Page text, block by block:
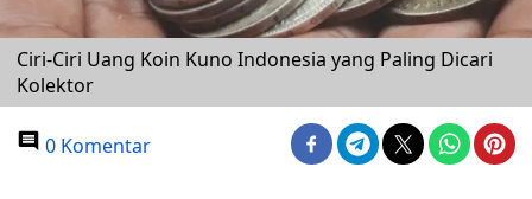
Ciri-Ciri Uang Koin Kuno Indonesia yang Paling Dicari
Kolektor
0 Komentar